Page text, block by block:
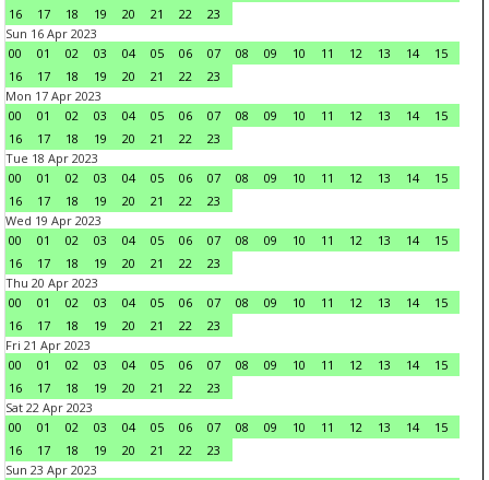
16
17 18 19 20 21 22
23
Sun 16 Apr 2023
00
01 02 03 04 05 06 07 08 09 10 11 12 13 14
15
16
17 18 19 20 21 22
23
Mon 17 Apr 2023
00
01 02 03 04 05 06 07 08 09 10 11 12 13 14
15
16
17 18 19 20 21 22
23
Tue 18 Apr 2023
00
01 02 03 04 05 06 07 08 09 10 11 12 13 14
15
16
17 18 19 20 21 22
23
Wed 19 Apr 2023
00
01 02 03 04 05 06 07 08 09 10 11 12 13 14
15
16
17 18 19 20 21 22
23
Thu 20 Apr 2023
00
01 02 03 04 05 06 07 08 09 10 11 12 13 14
15
16
17 18 19 20 21 22
23
Fri 21 Apr 2023
00
01 02 03 04 05 06 07 08 09 10 11 12 13 14
15
16
17 18 19 20 21 22
23
Sat 22 Apr 2023
00
01 02 03 04 05 06 07 08 09 10 11 12 13 14
15
16
17 18 19 20 21 22
23
Sun 23 Apr 2023